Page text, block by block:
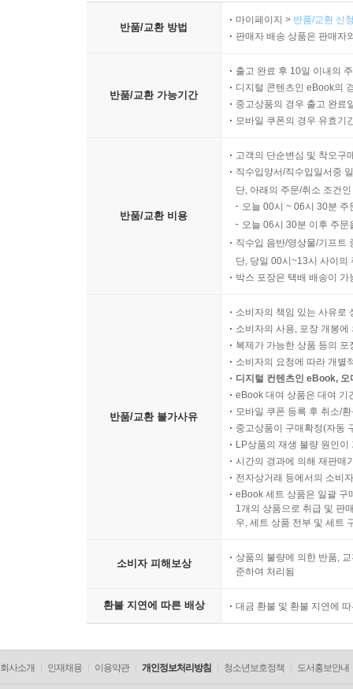
반품/교환 방법
마이페이지 > 반품/교환 신
판매자 배송 상품은 판매자
반품/교환 가능기간
출고 완료 후 10일 이내의
디지털 콘텐츠인 eBook의
중고상품의 경우 출고 완료
모바일 쿠폰의 경우 유효기
반품/교환 비용
고객의 단순변심 및 착오구
직수입양서/직수입일서중
단, 아래의 주문/취소 조건
오늘 00시 ~ 06시 30분
오늘 06시 30분 이후 주
직수입 음반/영상물/기프트
단, 당일 00시~13시 사이의
박스 포장은 택배 배송이
반품/교환 불가사유
소비자의 책임 있는 사유로
소비자의 사용, 포장 개봉
복제가 가능한 상품 등의
소비자의 요청에 따라 개별
디지털 컨텐츠인 eBook,
eBook 대여 상품은 대여 기
모바일 쿠폰 등록 후 취소/
중고상품이 구매확정(자동
LP상품의 재생 불량 원인
시간의 경과에 의해 재판매
전자상거래 등에서의 소비
eBook 세트 상품은 일괄 구
1개의 상품으로 취급 및 판
우, 세트 상품 전부 및 세트
소비자 피해보상
상품의 불량에 의한 반품,
준하여 처리됨
환불 지연에 따른 배상 대금 환불 및 환불 지연에
회사소개 인재채용 이용약관 개인정보처리방침 청소년보호정책 도서홍보안내